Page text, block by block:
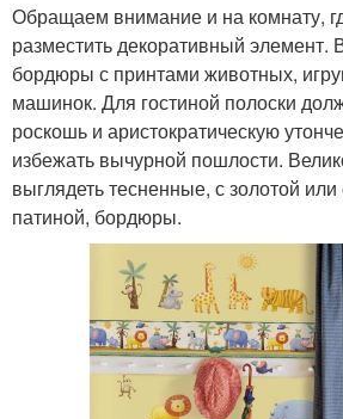
Обращаем внимание и на комнату,
разместить декоративный элемент.
бордюры с принтами животных,
машинок. Для гостиной полоски
роскошь и аристократическую
избежать вычурной пошлости.
выглядеть тесненные, с золотой
патиной, бордюры.